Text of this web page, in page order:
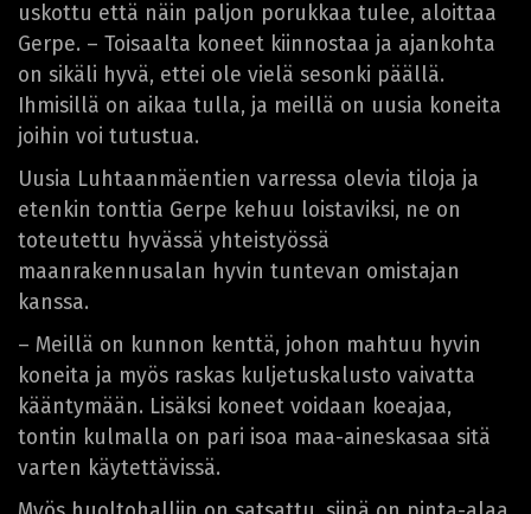
uskottu että näin paljon porukkaa tulee, aloittaa
Gerpe. – Toisaalta koneet kiinnostaa ja ajankohta
on sikäli hyvä, ettei ole vielä sesonki päällä.
Ihmisillä on aikaa tulla, ja meillä on uusia koneita
joihin voi tutustua.
Uusia Luhtaanmäentien varressa olevia tiloja ja
etenkin tonttia Gerpe kehuu loistaviksi, ne on
toteutettu hyvässä yhteistyössä
maanrakennusalan hyvin tuntevan omistajan
kanssa.
– Meillä on kunnon kenttä, johon mahtuu hyvin
koneita ja myös raskas kuljetuskalusto vaivatta
kääntymään. Lisäksi koneet voidaan koeajaa,
tontin kulmalla on pari isoa maa-aineskasaa sitä
varten käytettävissä.